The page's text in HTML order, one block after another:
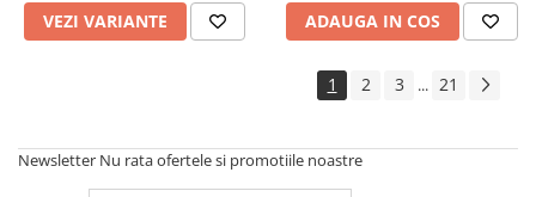
VEZI VARIANTE ADAUGA IN COS
1 2 3 ... 21
Newsletter Nu rata ofertele si promotiile noastre